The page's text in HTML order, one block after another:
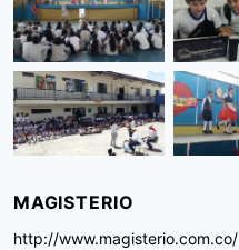
MAGISTERIO
http://www.magisterio.com.co/